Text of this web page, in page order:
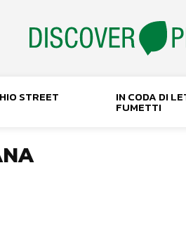
STREET IN CODA DI
FUMETTI